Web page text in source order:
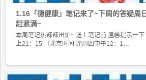
1.16「德健康」笔记来了~下周的答疑周
赶紧滴~
本周笔记热辣辣出炉~ 送上笔记前 温馨提示一
上21：15 （北京时间 逢周四中午12：1…